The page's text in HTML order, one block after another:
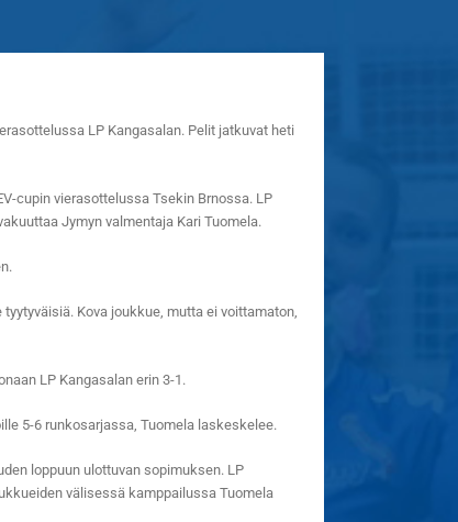
LP Kangasalan. Pelit jatkuvat heti
cupin vierasottelussa Tsekin Brnossa. LP
Jymyn valmentaja Kari Tuomela.
Kova joukkue, mutta ei voittamaton,
LP Kangasalan erin 3-1.
5-6 runkosarjassa, Tuomela laskeskelee.
loppuun ulottuvan sopimuksen. LP
välisessä kamppailussa Tuomela